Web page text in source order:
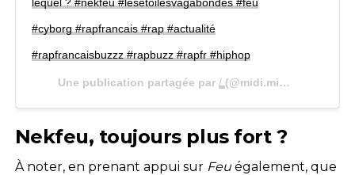
#cyborg #rapfrancais #rap #actualité
#rapfrancaisbuzzz #rapbuzz #rapfr #hiphop
Une publication partagée par/ (@midi.minuit) le
Nekfeu, toujours plus fort ?
À noter, en prenant appui sur Feu également, que